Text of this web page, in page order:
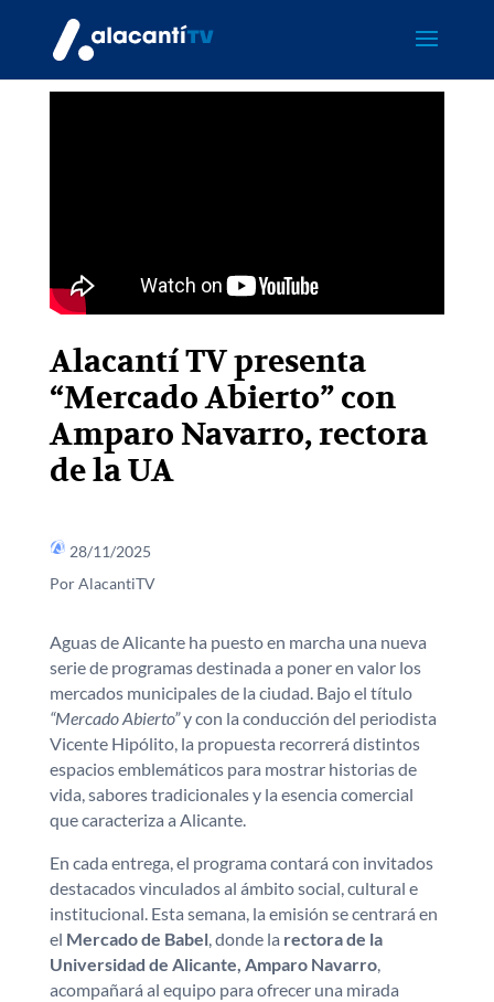
Alacantí TV presenta
“Mercado Abierto” con
Amparo Navarro, rectora
de la UA
28/11/2025
Por AlacantiTV
Aguas de Alicante ha puesto en marcha una nueva
serie de programas destinada a poner en valor los
mercados municipales de la ciudad. Bajo el título
“Mercado Abierto”y con la conducción del periodista
Vicente Hipólito, la propuesta recorrerá distintos
espacios emblemáticos para mostrar historias de
vida, sabores tradicionales y la esencia comercial
que caracteriza a Alicante.
En cada entrega, el programa contará con invitados
destacados vinculados al ámbito social, cultural e
institucional. Esta semana, la emisión se centrará en
el Mercado de Babel, donde la rectora de la
Universidad de Alicante, Amparo Navarro,
acompañará al equipo para ofrecer una mirada